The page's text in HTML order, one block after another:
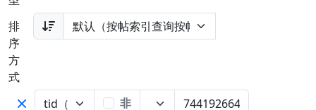
排
序
方
式
非